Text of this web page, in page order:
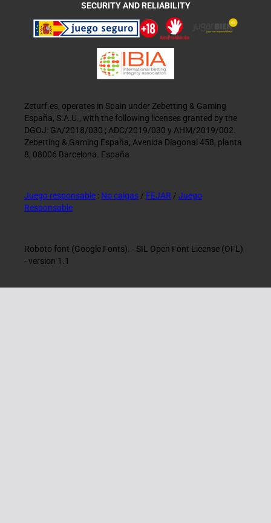
SECURITY AND RELIABILITY
Zeturf.es, operates in Spain under Zebetting & Gaming
España, S.A.U., with the following licenses granted by the
DGOJ: GA/2018/030 ; ADC/2019/030 y AHM/2019/002.
Zebetting & Gaming España, Avenida Diagonal 458, planta
8, 08006 Barcelona. España
Juego responsable : No caigas / FEJAR / Juego
Responsable
Roboto font (Google Fonts). - SIL Open Font License (OFL)
- version 1.1